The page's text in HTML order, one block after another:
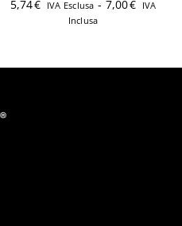
5,74€ IVA Esclusa - 7,00€ IVA
Inclusa